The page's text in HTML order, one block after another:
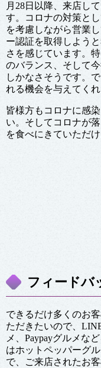
月28日以降、来店し
す。コロナの対策と
を考慮しながら営業
ー認証を取得しよう
さを感じています。
のバランス、そして
しかなさそうです。
れる機会を与えてく
皆様方もコロナに感
い。そしてコロナが
を食べにきていただけ
フィードバ
できるだけ多くのお
ただきたいので、
メ、Paypayグルメな
はホットペッパーグ
で、ご来店されたお